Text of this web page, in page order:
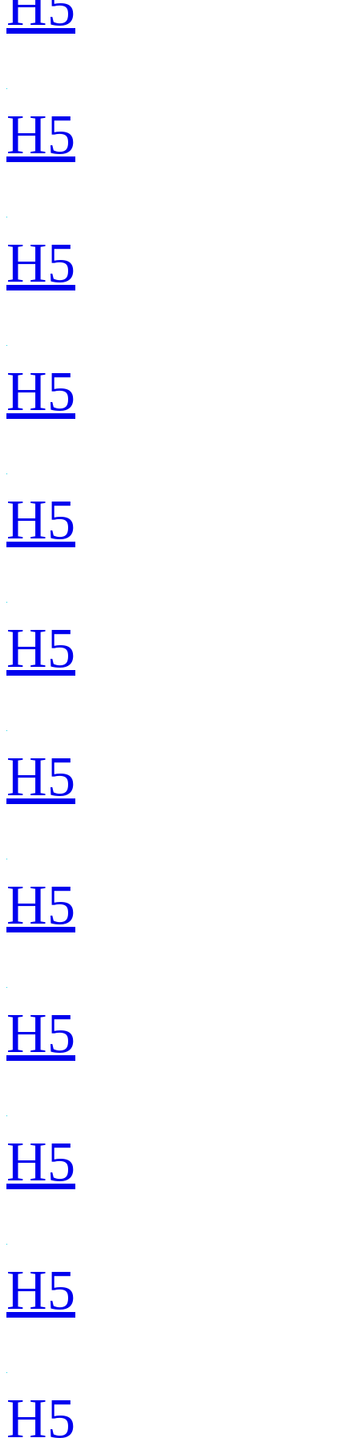
H5
H5
H5
H5
H5
H5
H5
H5
H5
H5
H5